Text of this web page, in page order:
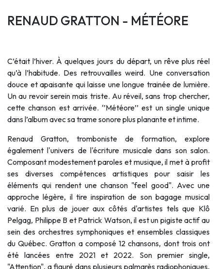
RENAUD GRATTON - MÉTÉORE
C’était l’hiver. À quelques jours du départ, un rêve plus réel
qu’à l’habitude. Des retrouvailles weird. Une conversation
douce et apaisante qui laisse une longue trainée de lumière.
Un au revoir serein mais triste. Au réveil, sans trop chercher,
cette chanson est arrivée. ‘’Météore’’ est un single unique
dans l’album avec sa trame sonore plus planante et intime.
Renaud
Gratton, tromboniste de formation, explore
également l'univers de l'écriture musicale dans son salon.
Composant modestement paroles et musique, il met à profit
ses diverses compétences artistiques pour saisir les
éléments qui rendent une chanson "feel good". Avec une
approche légère, il tire inspiration de son bagage musical
varié. En plus de jouer aux côtés d'artistes tels que Klô
Pelgag, Philippe B et Patrick Watson, il est un pigiste actif au
sein des orchestres symphoniques et ensembles classiques
du Québec.Gratton a composé 12 chansons, dont trois ont
été lancées entre 2021 et 2022. Son premier single,
"Attention", a figuré dans plusieurs palmarès radiophoniques,